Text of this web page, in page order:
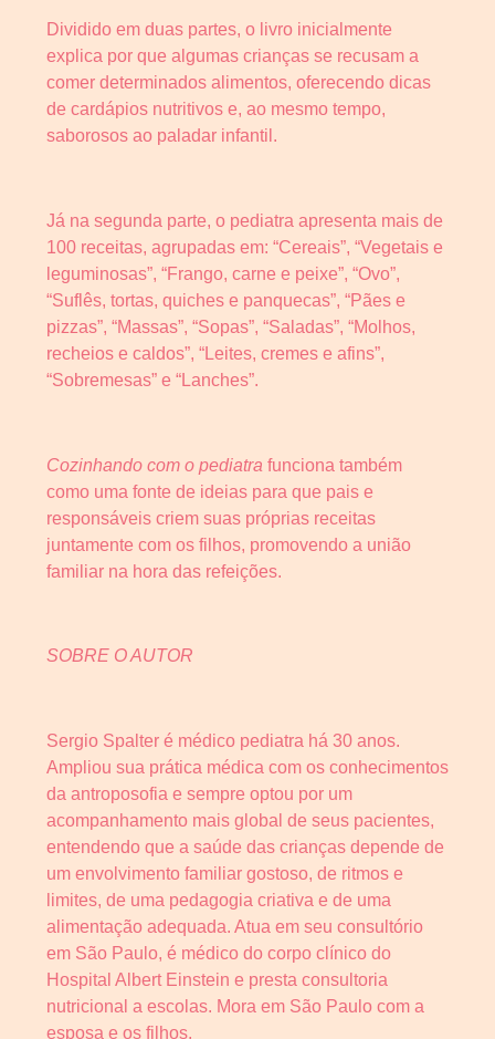
Dividido em duas partes, o livro inicialmente
explica por que algumas crianças se recusam a
comer determinados alimentos, oferecendo dicas
de cardápios nutritivos e, ao mesmo tempo,
saborosos ao paladar infantil.
Já na segunda parte, o pediatra apresenta mais de
100 receitas, agrupadas em: “Cereais”, “Vegetais e
leguminosas”, “Frango, carne e peixe”, “Ovo”,
“Suflês, tortas, quiches e panquecas”, “Pães e
pizzas”, “Massas”, “Sopas”, “Saladas”, “Molhos,
recheios e caldos”, “Leites, cremes e afins”,
“Sobremesas” e “Lanches”.
Cozinhando com o pediatra funciona também
como uma fonte de ideias para que pais e
responsáveis criem suas próprias receitas
juntamente com os filhos, promovendo a união
familiar na hora das refeições.
SOBRE O AUTOR
Sergio Spalter é médico pediatra há 30 anos.
Ampliou sua prática médica com os conhecimentos
da antroposofia e sempre optou por um
acompanhamento mais global de seus pacientes,
entendendo que a saúde das crianças depende de
um envolvimento familiar gostoso, de ritmos e
limites, de uma pedagogia criativa e de uma
alimentação adequada. Atua em seu consultório
em São Paulo, é médico do corpo clínico do
Hospital Albert Einstein e presta consultoria
nutricional a escolas. Mora em São Paulo com a
esposa e os filhos.